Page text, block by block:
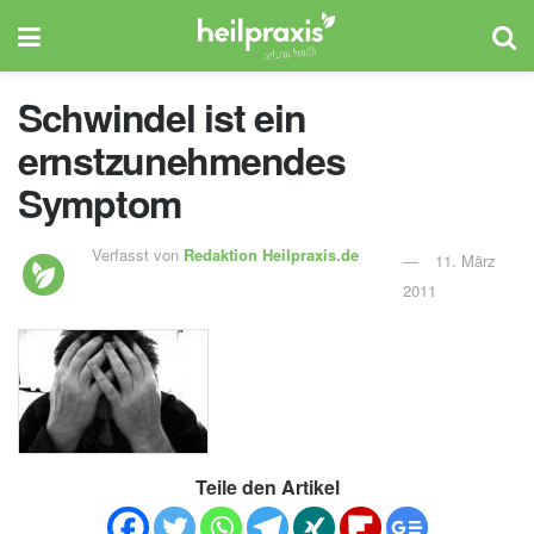
Schwindel ist ein
ernstzunehmendes
Symptom
Verfasst von Redaktion Heilpraxis.de
11. März
2011
Teile den Artikel